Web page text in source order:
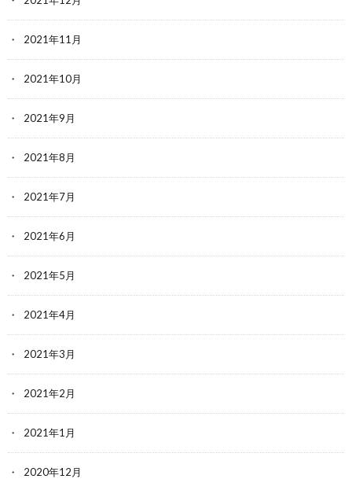
2021年11月
2021年10月
2021年9月
2021年8月
2021年7月
2021年6月
2021年5月
2021年4月
2021年3月
2021年2月
2021年1月
2020年12月